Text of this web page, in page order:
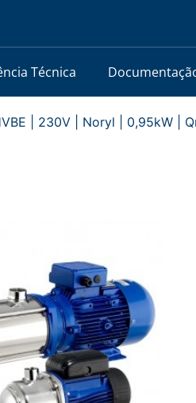
Técnica
| 230V | Noryl | 0,95kW |